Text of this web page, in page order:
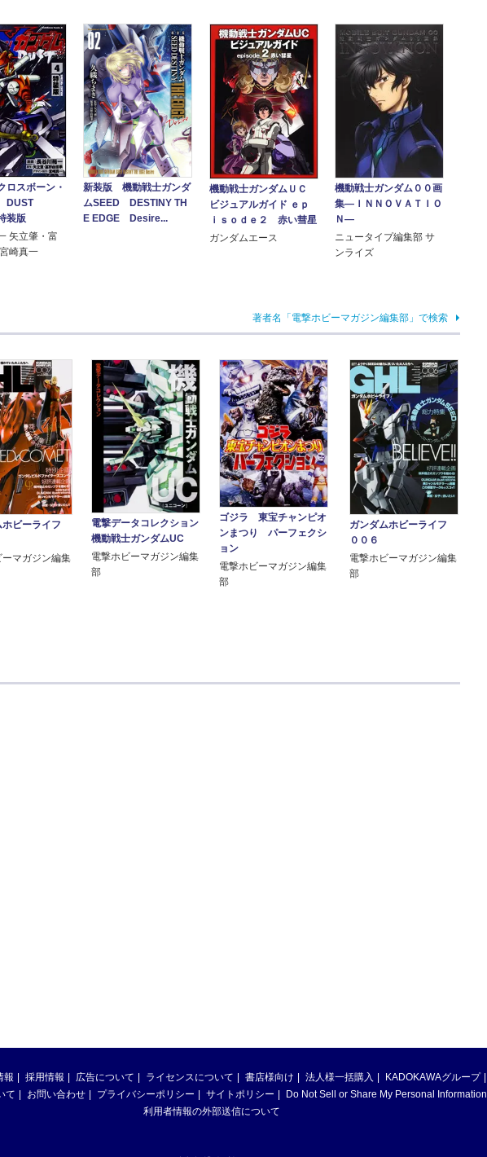
ロスボーン・
DUST
装版
矢立肇・富
崎真一
新装版 機動戦士ガンダ
ムSEED DESTINY TH
E EDGE Desire...
機動戦士ガンダムＵＣ
ビジュアルガイド ｅｐ
ｉｓｏｄｅ２ 赤い彗星
ガンダムエース
機動戦士ガンダム００画
集―ＩＮＮＯＶＡＴＩＯ
Ｎ―
ニュータイプ編集部 サ
ンライズ
著者名「電撃ホビーマガジン編集部」で検索
ホビーライフ
ーマガジン編集
電撃データコレクション
機動戦士ガンダムUC
電撃ホビーマガジン編集
部
ゴジラ 東宝チャンピオ
ンまつり パーフェクシ
ョン
電撃ホビーマガジン編集
部
ガンダムホビーライフ
００６
電撃ホビーマガジン編集
部
報 採用情報 広告について ライセンスについて 書店様向け 法人様一括購入
KADOKAWAグループ
て
お問い合わせ プライバシーポリシー サイトポリシー
Do Not Sell or Share My Personal Information
利用者情報の外部送信について